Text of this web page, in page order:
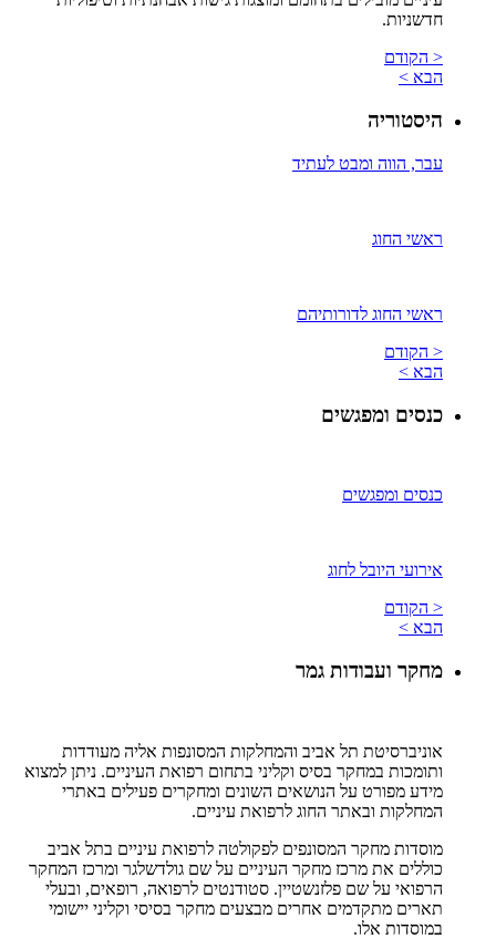
חדשניות.
< הקודם
הבא >
היסטוריה
עבר, הווה ומבט לעתיד
ראשי החוג
ראשי החוג לדורותיהם
< הקודם
הבא >
כנסים ומפגשים
כנסים ומפגשים
אירועי היובל לחוג
< הקודם
הבא >
מחקר ועבודות גמר
אוניברסיטת תל אביב והמחלקות המסונפות אליה מעודדות
ותומכות במחקר בסיס וקליני בתחום רפואת העיניים. ניתן למצוא
מידע מפורט על הנושאים השונים ומחקרים פעילים באתרי
המחלקות ובאתר החוג לרפואת עיניים.
מוסדות מחקר המסונפים לפקולטה לרפואת עיניים בתל אביב
כוללים את מרכז מחקר העיניים על שם גולדשלגר ומרכז המחקר
הרפואי על שם פלזנשטיין. סטודנטים לרפואה, רופאים, ובעלי
תארים מתקדמים אחרים מבצעים מחקר בסיסי וקליני יישומי
במוסדות אלו.